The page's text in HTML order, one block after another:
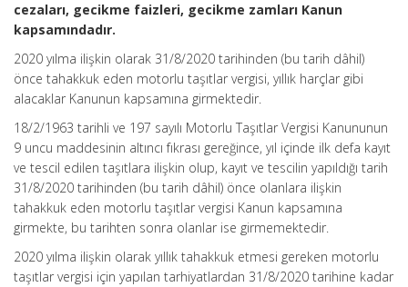
cezaları, gecikme faizleri, gecikme zamları Kanun
kapsamındadır.
2020 yılma ilişkin olarak 31/8/2020 tarihinden (bu tarih dâhil)
önce tahakkuk eden motorlu taşıtlar vergisi, yıllık harçlar gibi
alacaklar Kanunun kapsamına girmektedir.
18/2/1963 tarihli ve 197 sayılı Motorlu Taşıtlar Vergisi Kanununun
9 uncu maddesinin altıncı fıkrası gereğince, yıl içinde ilk defa kayıt
ve tescil edilen taşıtlara ilişkin olup, kayıt ve tescilin yapıldığı tarih
31/8/2020 tarihinden (bu tarih dâhil) önce olanlara ilişkin
tahakkuk eden motorlu taşıtlar vergisi Kanun kapsamına
girmekte, bu tarihten sonra olanlar ise girmemektedir.
2020 yılma ilişkin olarak yıllık tahakkuk etmesi gereken motorlu
taşıtlar vergisi için yapılan tarhiyatlardan 31/8/2020 tarihine kadar